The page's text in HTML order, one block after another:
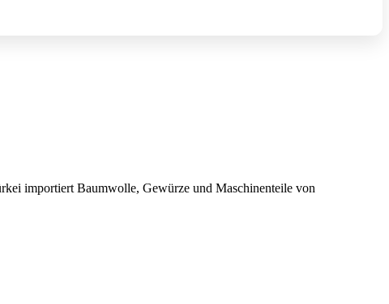
importiert Baumwolle, Gewürze und Maschinenteile von